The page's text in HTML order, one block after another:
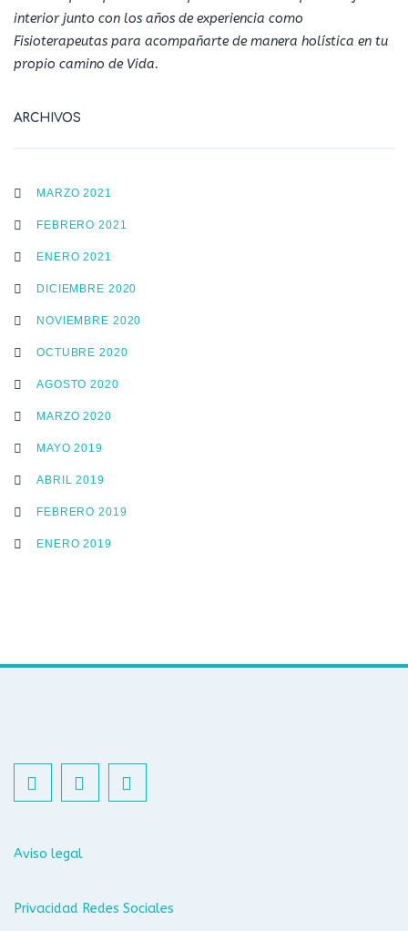
interior junto con los años de experiencia como
Fisioterapeutas para acompañarte de manera holística en tu
propio camino de Vida.
ARCHIVOS
MARZO 2021
FEBRERO 2021
ENERO 2021
DICIEMBRE 2020
NOVIEMBRE 2020
OCTUBRE 2020
AGOSTO 2020
MARZO 2020
MAYO 2019
ABRIL 2019
FEBRERO 2019
ENERO 2019
Aviso legal
Privacidad Redes Sociales